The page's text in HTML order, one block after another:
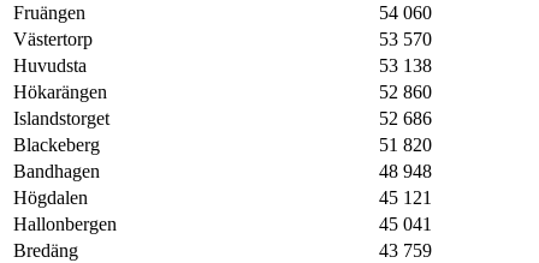
Fruängen
54 060
Västertorp
53 570
Huvudsta
53 138
Hökarängen
52 860
Islandstorget
52 686
Blackeberg
51 820
Bandhagen
48 948
Högdalen
45 121
Hallonbergen
45 041
Bredäng
43 759